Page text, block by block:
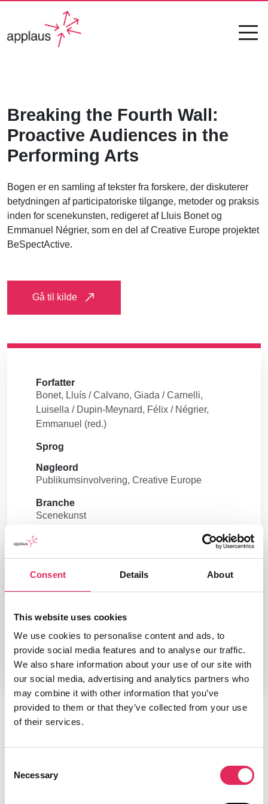
Consent Details About
This website uses cookies
We use cookies to personalise content and ads, to
provide social media features and to analyse our traffic.
We also share information about your use of our site with
our social media, advertising and analytics partners who
may combine it with other information that you’ve
provided to them or that they’ve collected from your use
of their services.
Selection
Necessary
Breaking the Fourth Wall:
Proactive Audiences in the
Performing Arts
Bogen er en samling af tekster fra forskere, der diskuterer
betydningen af participatoriske tilgange, metoder og praksis
inden for scenekunsten, redigeret af LIuis Bonet og
Emmanuel Négrier, som en del af Creative Europe projektet
BeSpectActive.
Gå til kilde
Forfatter
Bonet, Lluís / Calvano, Giada / Carnelli,
Luisella / Dupin-Meynard, Félix / Négrier,
Emmanuel (red.)
Sprog
Nøgleord
Publikumsinvolvering Creative Europe
Branche
Scenekunst
Udgivelsesår
Type
Kunnskapsverket